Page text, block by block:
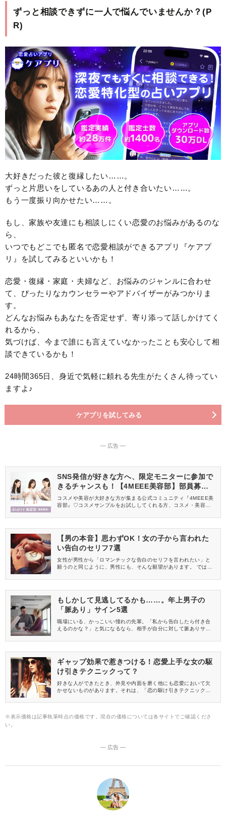
ずっと相談できずに一人で悩んでいませんか？(P
R)
大好きだった彼と復縁したい……。
ずっと片思いをしているあの人と付き合いたい……。
もう一度振り向かせたい……。
もし、家族や友達にも相談しにくい恋愛のお悩みがあるのな
ら、
いつでもどこでも匿名で恋愛相談ができるアプリ『ケアプ
リ』を試してみるといいかも！
恋愛・復縁・家庭・夫婦など、お悩みのジャンルに合わせ
て、ぴったりなカウンセラーやアドバイザーがみつかりま
す。
どんなお悩みもあなたを否定せず、寄り添って話しかけてく
れるから、
気づけば、今まで誰にも言えていなかったことも安心して相
談できているかも！
24時間365日、身近で気軽に頼れる先生がたくさん待ってい
ますよ♪
ケアプリを試してみる
― 広告 ―
SNS発信が好きな方へ、限定モニターに参加で
きるチャンスも！【4MEEE美容部】部員募集
中
コスメや美容が大好きな方が集まる公式コミュニティ『4MEEE美
容部』♡コスメサンプルをお試ししてくれる方、コスメ・美容情報
【男の本音】思わずOK！女の子から言われた
い告白のセリフ7選
女性が男性から「ロマンチックな告白のセリフを言われたい」と
願うのと同じように、男性にも、そんな願望があります。 では、
か？ 男心をくすぐる言葉をピックアップしてみました。
もしかして見逃してるかも……。年上男子の
「脈あり」サイン5選
職場にいる、かっこいい憧れの先輩。「私から告白したら付き合
えるのかな？」と気になるなら、相手が自分に対して脈ありサイ
脈ありサインを5つ紹介します。
ギャップ効果で惹きつける！恋愛上手な女の駆
け引きテクニックって？
好きな人ができたとき、外見や内面を磨く他にも恋愛において欠
かせないものがあります。それは、「恋の駆け引きテクニック」
か分からないですよね。 そこで今回は、恋愛上手な女性が取り入
※表示価格は記事執筆時点の価格です。現在の価格については各サイトでご確認くださ
い。
― 広告 ―